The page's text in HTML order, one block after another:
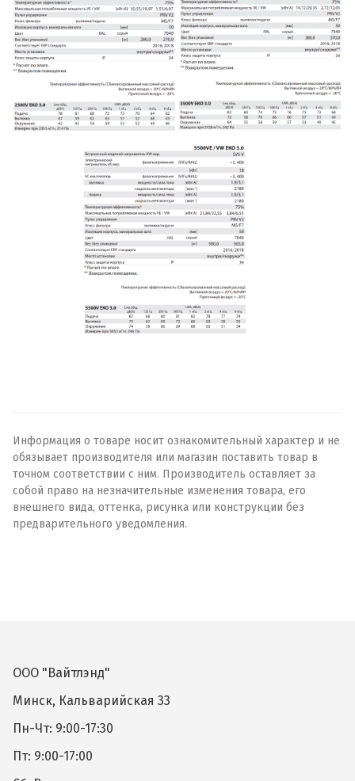
Информация о товаре носит ознакомительный характер и не
обязывает производителя или магазин поставить товар в
точном соответствии с ним. Производитель оставляет за
собой право на незначительные изменения товара, его
внешнего вида, оттенка, рисунка или конструкции без
предварительного уведомления.
ООО "Вайтлэнд"
Минск, Кальварийская 33
Пн-Чт: 9:00-17:30
Пт: 9:00-17:00